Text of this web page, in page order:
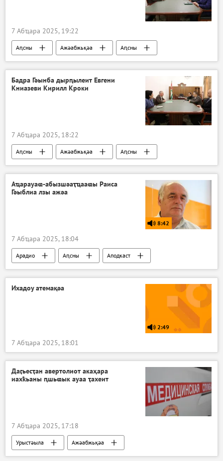
7 Абҵара 2025, 19:22
Аԥсны Ажәабжьқәа Аԥсны
Бадра Гәынба дырԥылеит Евгени
Книазеви Кирилл Кроки
7 Абҵара 2025, 18:22
Аԥсны Ажәабжьқәа
Аԥсны
Бадра Гәынба
Акультура
Аҵарауаҩ-абызшәаҭҵааҩы Раиса
Гәыблиа лзы ажәа
8:42
7 Абҵара 2025, 18:04
Арадио Аԥсны Аподкаст
Ихадоу атемақәа
2:49
7 Абҵара 2025, 18:01
Даӷьесҭан авертолиот акаҳара
иахҟьаны ԥшьҩык ауаа ҭахеит
7 Абҵара 2025, 17:18
Урыстәыла Ажәабжьқәа